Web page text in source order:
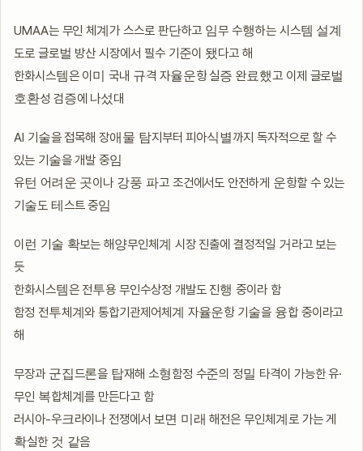
UMAA는 무인 체계가 스스로 판단하고 임무 수행하는 시스템 설계
도로 글로벌 방산 시장에서 필수 기준이 됐다고 해
한화시스템은 이미 국내 규격 자율운항 실증 완료했고 이제 글로벌
호환성 검증에 나섰대
AI 기술을 접목해 장애물 탐지부터 피아식별까지 독자적으로 할 수
있는 기술을 개발 중임
유턴 어려운 곳이나 강풍 파고 조건에서도 안전하게 운항할 수 있는
기술도 테스트 중임
이런 기술 확보는 해양무인체계 시장 진출에 결정적일 거라고 보는
듯
한화시스템은 전투용 무인수상정 개발도 진행 중이라 함
함정 전투체계와 통합기관제어체계 자율운항 기술을 융합 중이라고
해
무장과 군집드론을 탑재해 소형함정 수준의 정밀 타격이 가능한 유·
무인 복합체계를 만든다고 함
러시아-우크라이나 전쟁에서 보면 미래 해전은 무인체계로 가는 게
확실한 것 같음